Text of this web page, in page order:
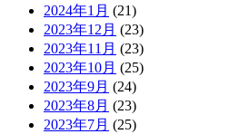
2024年1月 (21)
2023年12月 (23)
2023年11月 (23)
2023年10月 (25)
2023年9月 (24)
2023年8月 (23)
2023年7月 (25)